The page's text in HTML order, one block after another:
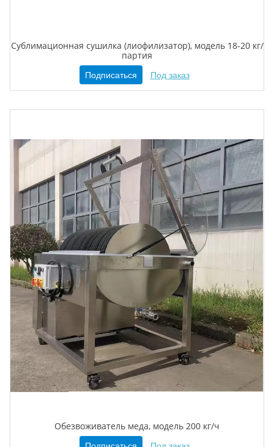
Сублимационная сушилка (лиофилизатор), модель 18-20 кг/
партия
Подписаться Под заказ
Обезвоживатель меда, модель 200 кг/ч